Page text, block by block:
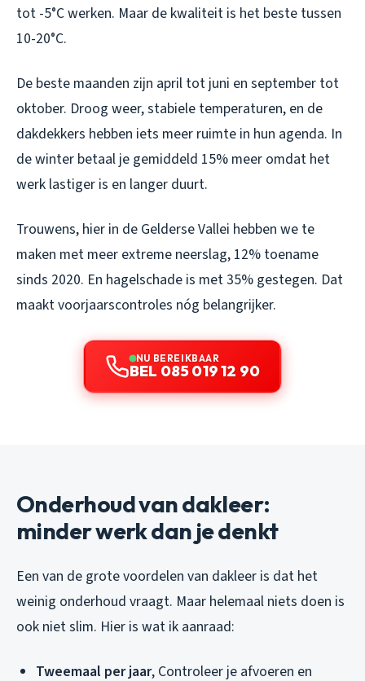
tot -5°C werken. Maar de kwaliteit is het beste tussen
10-20°C.
De beste maanden zijn april tot juni en september tot
oktober. Droog weer, stabiele temperaturen, en de
dakdekkers hebben iets meer ruimte in hun agenda. In
de winter betaal je gemiddeld 15% meer omdat het
werk lastiger is en langer duurt.
Trouwens, hier in de Gelderse Vallei hebben we te
maken met meer extreme neerslag, 12% toename
sinds 2020. En hagelschade is met 35% gestegen. Dat
maakt voorjaarscontroles nóg belangrijker.
NU BEREIKBAAR
BEL 085 019 12 90
Onderhoud van dakleer:
minder werk dan je denkt
Een van de grote voordelen van dakleer is dat het
weinig onderhoud vraagt. Maar helemaal niets doen is
ook niet slim. Hier is wat ik aanraad:
Tweemaal per jaar, Controleer je afvoeren en